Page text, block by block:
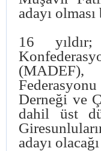
adayı
16
Derneği ve
dahil üst
adayı